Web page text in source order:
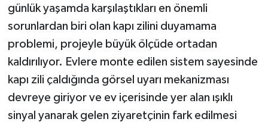
günlük yaşamda karşılaştıkları en önemli
sorunlardan biri olan kapı zilini duyamama
problemi, projeyle büyük ölçüde ortadan
kaldırılıyor. Evlere monte edilen sistem sayesinde
kapı zili çaldığında görsel uyarı mekanizması
devreye giriyor ve ev içerisinde yer alan ışıklı
sinyal yanarak gelen ziyaretçinin fark edilmesi